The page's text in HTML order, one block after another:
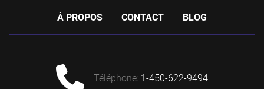
À PROPOS CONTACT BLOG
téléphone: 1-450-622-9494